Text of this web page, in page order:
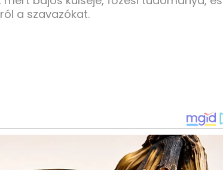
a szavazókat.